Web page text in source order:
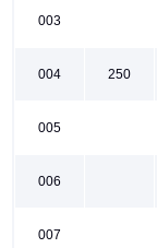
003
004 250
005
006
007